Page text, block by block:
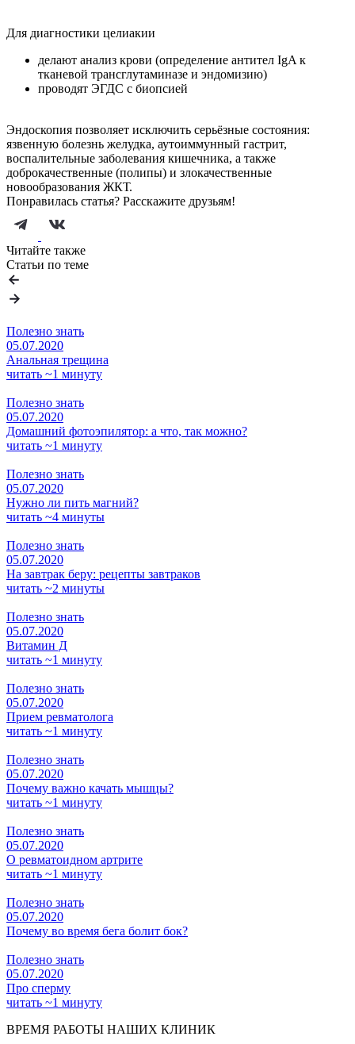
Для диагностики целиакии
делают анализ крови (определение антител IgA к
тканевой трансглутаминазе и эндомизию)
проводят ЭГДС с биопсией
Эндоскопия позволяет исключить серьёзные состояния:
язвенную болезнь желудка, аутоиммунный гастрит,
воспалительные заболевания кишечника, а также
доброкачественные (полипы) и злокачественные
новообразования ЖКТ.
Понравилась статья? Расскажите друзьям!
Читайте также
Статьи по теме
Полезно знать
05.07.2020
Анальная трещина
читать ~1 минуту
Полезно знать
05.07.2020
Домашний фотоэпилятор: а что, так можно?
читать ~1 минуту
Полезно знать
05.07.2020
Нужно ли пить магний?
читать ~4 минуты
Полезно знать
05.07.2020
На завтрак беру: рецепты завтраков
читать ~2 минуты
Полезно знать
05.07.2020
Витамин Д
читать ~1 минуту
Полезно знать
05.07.2020
Прием ревматолога
читать ~1 минуту
Полезно знать
05.07.2020
Почему важно качать мышцы?
читать ~1 минуту
Полезно знать
05.07.2020
О ревматоидном артрите
читать ~1 минуту
Полезно знать
05.07.2020
Почему во время бега болит бок?
Полезно знать
05.07.2020
Про сперму
читать ~1 минуту
ВРЕМЯ РАБОТЫ НАШИХ КЛИНИК